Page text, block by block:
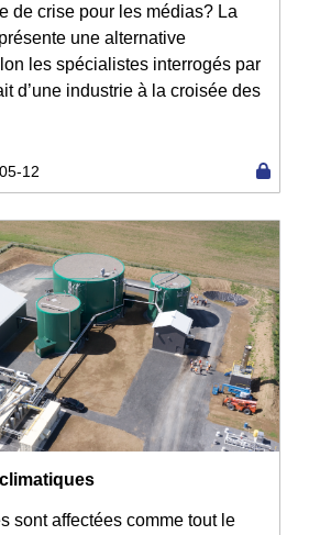
de crise pour les médias? La
une alternative
les spécialistes interrogés par
d’une industrie à la croisée des
12
sont affectées comme tout le